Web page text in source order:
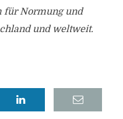
für Normung und
und weltweit.